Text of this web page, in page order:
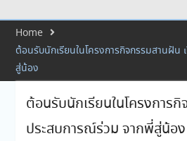
แก่นิสิตปัจจุบัน
Home
ต้อนรับนักเรียนในโครงการกิจกรรมสานฝัน
สู่น้อง
ต้อนรับนักเรียนในโครงการ
ประสบการณ์ร่วม จากพี่สู่น้อง